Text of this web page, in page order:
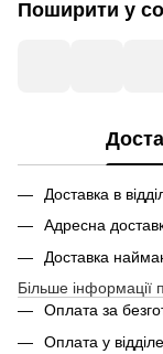
Поширити у
Доставка в
Адресна
Доставка
Більше інформації
Оплата за
Оплата у